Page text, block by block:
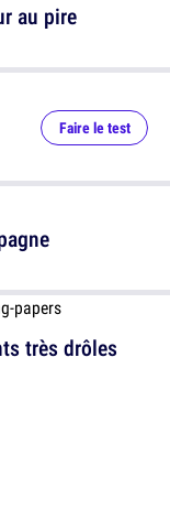
au pire
très drôles
Faire le test